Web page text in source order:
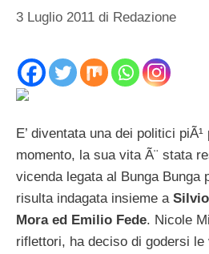
3 Luglio 2011 di Redazione
E’ diventata una dei politici
momento, la sua vita Ã¨ stata
vicenda legata al Bunga Bunga
risulta indagata insieme a
Mora ed Emilio Fede. Nicole
riflettori, ha deciso di godersi le